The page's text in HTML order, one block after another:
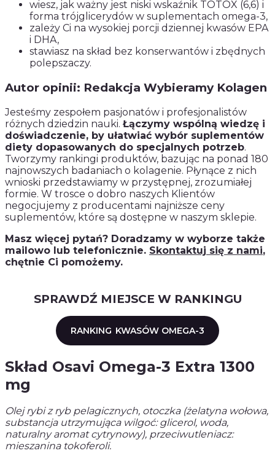
wiesz, jak ważny jest niski wskaźnik TOTOX (6,6) i
forma trójglicerydów w suplementach omega-3,
zależy Ci na wysokiej porcji dziennej kwasów EPA
i DHA,
stawiasz na skład bez konserwantów i zbędnych
polepszaczy.
Autor opinii: Redakcja Wybieramy Kolagen
Jesteśmy zespołem pasjonatów i profesjonalistów
różnych dziedzin nauki. Łączymy wspólną wiedzę i
doświadczenie, by ułatwiać wybór suplementów
diety dopasowanych do specjalnych potrzeb.
Tworzymy rankingi produktów, bazując na ponad 180
najnowszych badaniach o kolagenie. Płynące z nich
wnioski przedstawiamy w przystępnej, zrozumiałej
formie. W trosce o dobro naszych Klientów
negocjujemy z producentami najniższe ceny
suplementów, które są dostępne w naszym sklepie.
Masz więcej pytań? Doradzamy w wyborze także
mailowo lub telefonicznie. Skontaktuj się z nami,
chętnie Ci pomożemy.
SPRAWDŹ MIEJSCE W RANKINGU
RANKING KWASÓW OMEGA-3
Skład Osavi Omega-3 Extra 1300
mg
Olej rybi z ryb pelagicznych, otoczka (żelatyna wołowa,
substancja utrzymująca wilgoć: glicerol, woda,
naturalny aromat cytrynowy), przeciwutleniacz:
mieszanina tokoferoli.